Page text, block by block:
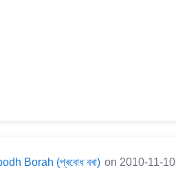
Borah (প্ৰবোধ বৰা) on 2010-11-10